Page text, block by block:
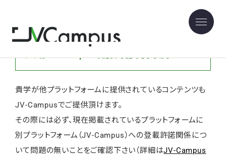
他のオンラインプラットフォームに本学で作成したコ
ンテンツを掲載しているのですが、こういったコンテ
貴学が他プラットフォームに提供されているコンテンツも
JV-Campusでご提供頂けます。
その際には必ず、現在掲載されているプラットフォームに
別プラットフォーム（JV-Campus）への登載許諾関係につ
いて問題の無いことをご確認下さい（詳細はJV-Campus